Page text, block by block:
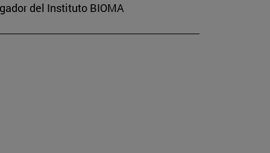
del Instituto BIOMA